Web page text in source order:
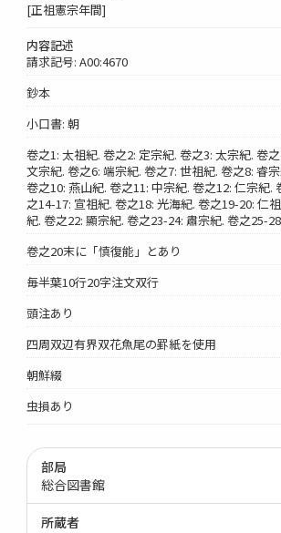
[正祖憲宗年間]
内容記述
請求記号: A00:4670
鈔本
小口書: 朝
卷之1: 太祖紀. 卷之2: 定宗紀. 卷之3: 太宗紀. 卷
文宗紀. 卷之6: 端宗紀. 卷之7: 世祖紀. 卷之8: 睿
卷之10: 燕山紀. 卷之11: 中宗紀. 卷之12: 仁宗紀.
之14-17: 宣祖紀. 卷之18: 光海紀. 卷之19-20: 仁
紀. 卷之22: 顯宗紀. 卷之23-24: 肅宗紀. 卷之25-
卷之20末に「慎復能」とあり
毎半葉10行20字注文双行
頭注あり
四周双辺有界双花魚尾の罫紙を使用
朝鮮綴
虫損あり
部局
総合図書館
所蔵者